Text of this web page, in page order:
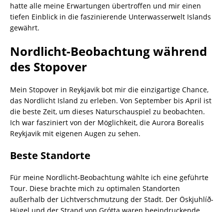
hatte alle meine Erwartungen übertroffen und mir einen
tiefen Einblick in die faszinierende Unterwasserwelt Islands
gewährt.
Nordlicht-Beobachtung während
des Stopover
Mein Stopover in Reykjavik bot mir die einzigartige Chance,
das Nordlicht Island zu erleben. Von September bis April ist
die beste Zeit, um dieses Naturschauspiel zu beobachten.
Ich war fasziniert von der Möglichkeit, die Aurora Borealis
Reykjavik mit eigenen Augen zu sehen.
Beste Standorte
Für meine Nordlicht-Beobachtung wählte ich eine geführte
Tour. Diese brachte mich zu optimalen Standorten
außerhalb der Lichtverschmutzung der Stadt. Der Öskjuhlíð-